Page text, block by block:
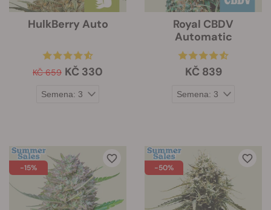
HulkBerry Auto
KČ 659 KČ 330
Royal CBDV
Automatic
KČ 839
-15% -50%